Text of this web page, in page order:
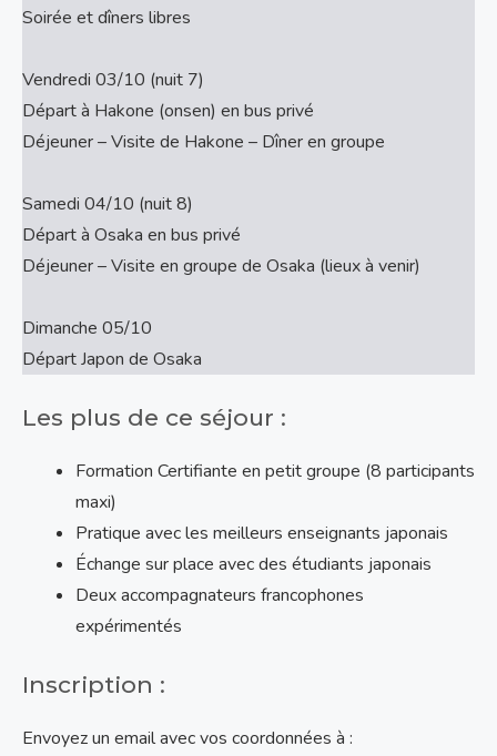
Soirée et dîners libres
Vendredi 03/10 (nuit 7)
Départ à Hakone (onsen) en bus privé
Déjeuner – Visite de Hakone – Dîner en groupe
Samedi 04/10 (nuit 8)
Départ à Osaka en bus privé
Déjeuner – Visite en groupe de Osaka (lieux à venir)
Dimanche 05/10
Départ Japon de Osaka
Les plus de ce séjour :
Formation Certifiante en petit groupe (8 participants
maxi)
Pratique avec les meilleurs enseignants japonais
Échange sur place avec des étudiants japonais
Deux accompagnateurs francophones
expérimentés
Inscription :
Envoyez un email avec vos coordonnées à :